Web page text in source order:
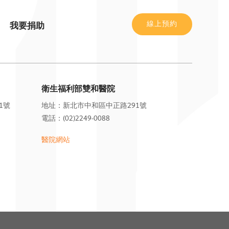
我要捐助 線上預約
號
衛生福利部雙和醫院
地址：新北市中和區中正路291號
電話：(02)2249-0088
醫院網站